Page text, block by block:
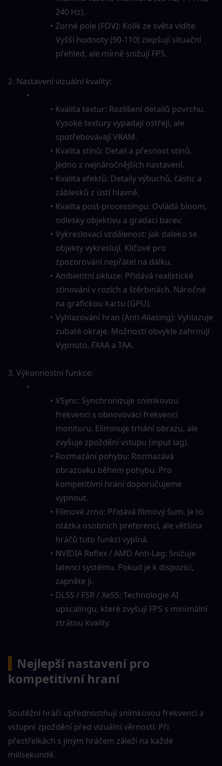
240 Hz).
Zorné pole (FOV): Kolik ze světa vidíte.
Vyšší hodnoty (90-110) zlepšují situační
přehled, ale mírně snižují FPS.
2. Nastavení vizuální kvality:
Kvalita textur: Rozlišení detailů povrchu.
Vysoké textury vypadají ostřeji, ale
spotřebovávají VRAM.
Kvalita stínů: Detail a přesnost stínů.
Jedno z nejnáročnějších nastavení.
Kvalita efektů: Detaily výbuchů, částic a
záblesků z ústí hlavně.
Kvalita post-processingu: Ovládá bloom,
odlesky objektivu a gradaci barev.
Vykreslovací vzdálenost: Jak daleko se
objekty vykreslují. Klíčové pro
zpozorování nepřátel na dálku.
Ambientní okluze: Přidává realistické
stínování v rozích a štěrbinách. Náročné
na grafickou kartu (GPU).
Vyhlazování hran (Anti-Aliasing): Vyhlazuje
zubaté okraje. Možnosti obvykle zahrnují
Vypnuto, FXAA a TAA.
3. Výkonnostní funkce:
VSync: Synchronizuje snímkovou
frekvenci s obnovovací frekvencí
monitoru. Eliminuje trhání obrazu, ale
zvyšuje zpoždění vstupu (input lag).
Rozmazání pohybu: Rozmazává
obrazovku během pohybu. Pro
kompetitivní hraní doporučujeme
vypnout.
Filmové zrno: Přidává filmový šum. Je to
otázka osobních preferencí, ale většina
hráčů tuto funkci vypíná.
NVIDIA Reflex / AMD Anti-Lag: Snižuje
latenci systému. Pokud je k dispozici,
zapněte ji.
DLSS / FSR / XeSS: Technologie AI
upscalingu, které zvyšují FPS s minimální
ztrátou kvality.
Nejlepší nastavení pro
kompetitivní hraní
Soutěžní hráči upřednostňují snímkovou frekvenci a
vstupní zpoždění před vizuální věrností. Při
přestřelkách s jiným hráčem záleží na každé
milisekundě.